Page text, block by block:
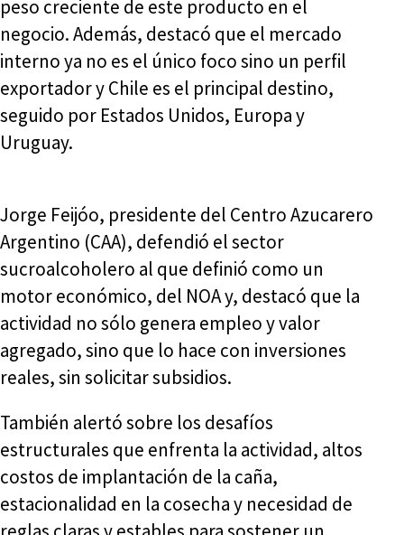
peso creciente de este producto en el
negocio. Además, destacó que el mercado
interno ya no es el único foco sino un perfil
exportador y Chile es el principal destino,
seguido por Estados Unidos, Europa y
Uruguay.
Jorge Feijóo, presidente del Centro Azucarero
Argentino (CAA), defendió el sector
sucroalcoholero al que definió como un
motor económico, del NOA y, destacó que la
actividad no sólo genera empleo y valor
agregado, sino que lo hace con inversiones
reales, sin solicitar subsidios.
También alertó sobre los desafíos
estructurales que enfrenta la actividad, altos
costos de implantación de la caña,
estacionalidad en la cosecha y necesidad de